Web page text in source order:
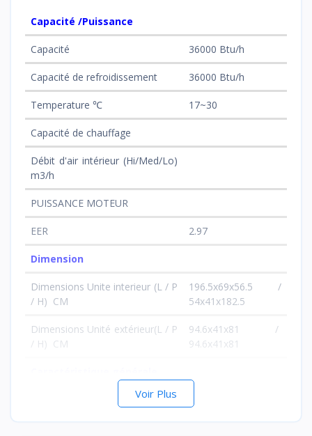
Capacité /Puissance
Capacité 36000 Btu/h
Capacité de refroidissement 36000 Btu/h
Temperature ℃ 17~30
Capacité de chauffage
Débit d'air intérieur (Hi/Med/Lo)
m3/h
PUISSANCE MOTEUR
EER 2.97
Dimension
Dimensions Unite interieur (L / P
/ H) CM
196.5x69x56.5 /
54x41x182.5
Dimensions Unité extérieur(L / P
/ H) CM
94.6x41x81 /
94.6x41x81
Voir Plus